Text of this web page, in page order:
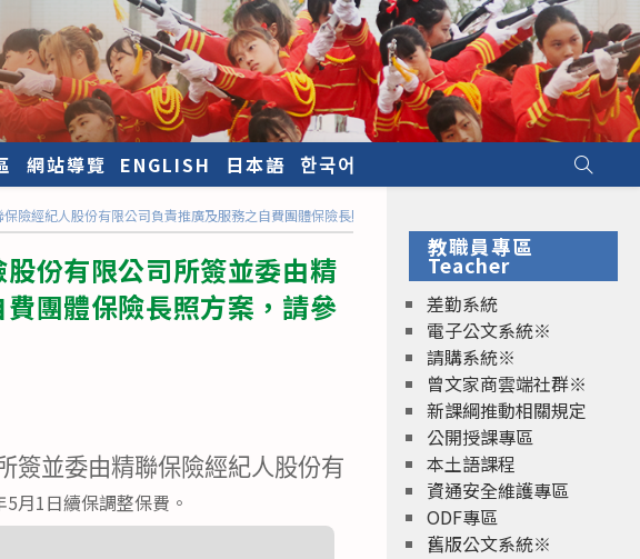
網站導覽 ENGLISH 日本語 한국어
險經紀人股份有限公司負責推廣及服務之自費團體保險長照方案，請參閱
份有限公司所簽並委由精
團體保險長照方案，請參
簽並委由精聯保險經紀人股份有
5月1日續保調整保費。
教職員專區
Teacher
差勤系統
電子公文系統※
請購系統※
曾文家商雲端社群※
新課綱推動相關規定
公開授課專區
本土語課程
資通安全維護專區
ODF專區
舊版公文系統※